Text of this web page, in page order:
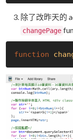
除了改昨天的
changePage
function